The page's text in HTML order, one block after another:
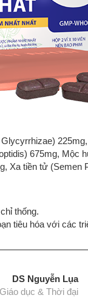
675mg, Mộc
Xa tiền tử
thống.
tiêu hóa với các
DS Nguyễn Lụa
dục & Thời đại